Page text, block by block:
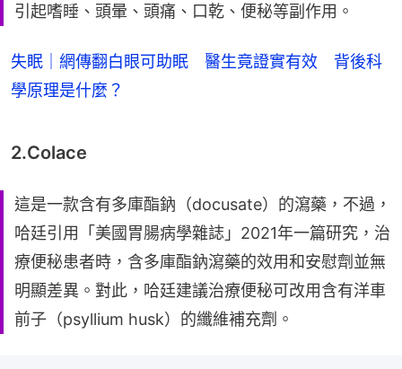
引起嗜睡、頭暈、頭痛、口乾、便秘等副作用。
失眠｜網傳翻白眼可助眠 醫生竟證實有效 背後科
學原理是什麼？
2.Colace
這是一款含有多庫酯鈉（docusate）的瀉藥，不過，
哈廷引用「美國胃腸病學雜誌」2021年一篇研究，治
療便秘患者時，含多庫酯鈉瀉藥的效用和安慰劑並無
明顯差異。對此，哈廷建議治療便秘可改用含有洋車
前子（psyllium husk）的纖維補充劑。